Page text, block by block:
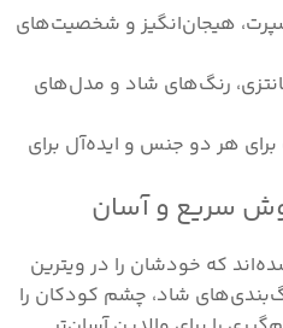
هیجان‌انگیز و شخصیت‌های
رنگ‌های شاد و مدل‌های
هر دو جنس و ایده‌آل برای
که خودشان را در ویترین
شاد، چشم کودکان را